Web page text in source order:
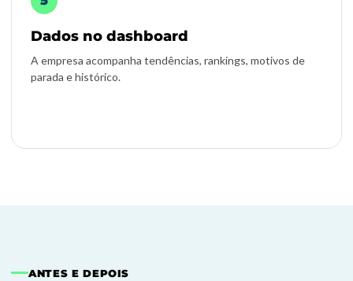
Dados no dashboard
A empresa acompanha tendências, rankings, motivos de
parada e histórico.
ANTES E DEPOIS